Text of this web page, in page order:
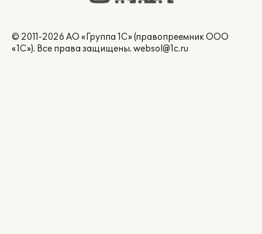
© 2011-2026 АО «Группа 1С» (правопреемник ООО
«1С»). Все права защищены. websol@1c.ru